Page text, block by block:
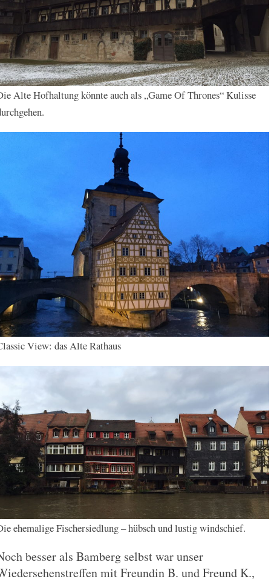
Alte Hofhaltung könnte auch als „Game Of Thrones“ Kulisse
View: das Alte Rathaus
ehemalige Fischersiedlung – hübsch und lustig windschief.
besser als Bamberg selbst war unser
mit Freundin B. und Freund K.,